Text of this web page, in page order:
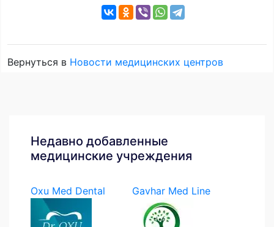
Вернуться в Новости медицинских центров
Недавно добавленные
медицинские учреждения
Oxu Med Dental Gavhar Med Line